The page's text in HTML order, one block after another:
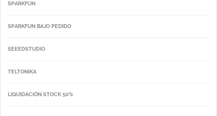
SPARKFUN
SPARKFUN BAJO PEDIDO
SEEEDSTUDIO
TELTONIKA
LIQUIDACIÓN STOCK 50%